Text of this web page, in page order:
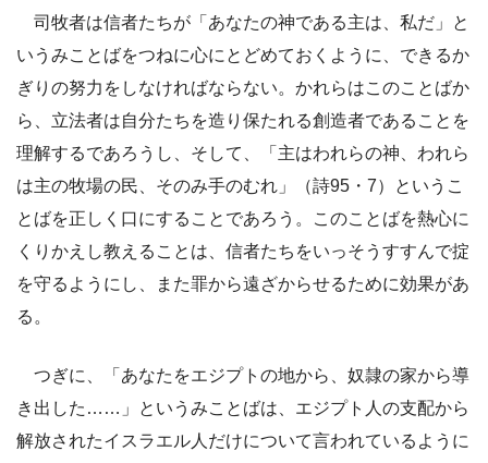
司牧者は信者たちが「あなたの神である主は、私だ」と
いうみことばをつねに心にとどめておくように、できるか
ぎりの努力をしなければならない。かれらはこのことばか
ら、立法者は自分たちを造り保たれる創造者であることを
理解するであろうし、そして、「主はわれらの神、われら
は主の牧場の民、そのみ手のむれ」（詩95・7）というこ
とばを正しく口にすることであろう。このことばを熱心に
くりかえし教えることは、信者たちをいっそうすすんで掟
を守るようにし、また罪から遠ざからせるために効果があ
る。
つぎに、「あなたをエジプトの地から、奴隷の家から導
き出した……」というみことばは、エジプト人の支配から
解放されたイスラエル人だけについて言われているように